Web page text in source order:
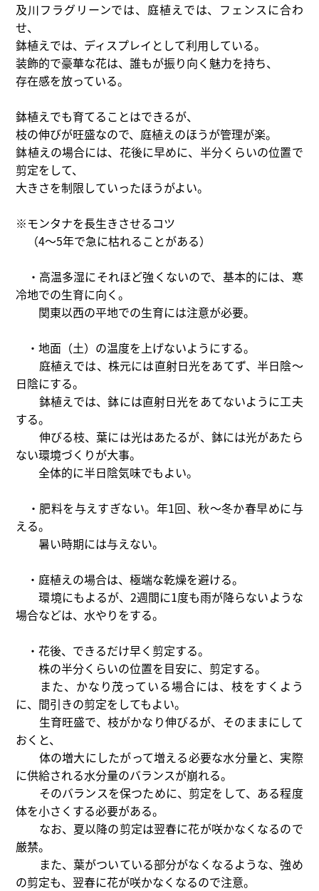
及川フラグリーンでは、庭植えでは、フェンスに合わ
せ、
鉢植えでは、ディスプレイとして利用している。
装飾的で豪華な花は、誰もが振り向く魅力を持ち、
存在感を放っている。
鉢植えでも育てることはできるが、
枝の伸びが旺盛なので、庭植えのほうが管理が楽。
鉢植えの場合には、花後に早めに、半分くらいの位置で
剪定をして、
大きさを制限していったほうがよい。
※モンタナを長生きさせるコツ
（4～5年で急に枯れることがある）
・高温多湿にそれほど強くないので、基本的には、寒
冷地での生育に向く。
関東以西の平地での生育には注意が必要。
・地面（土）の温度を上げないようにする。
庭植えでは、株元には直射日光をあてず、半日陰～
日陰にする。
鉢植えでは、鉢には直射日光をあてないように工夫
する。
伸びる枝、葉には光はあたるが、鉢には光があたら
ない環境づくりが大事。
全体的に半日陰気味でもよい。
・肥料を与えすぎない。年1回、秋～冬か春早めに与
える。
暑い時期には与えない。
・庭植えの場合は、極端な乾燥を避ける。
環境にもよるが、2週間に1度も雨が降らないような
場合などは、水やりをする。
・花後、できるだけ早く剪定する。
株の半分くらいの位置を目安に、剪定する。
また、かなり茂っている場合には、枝をすくよう
に、間引きの剪定をしてもよい。
生育旺盛で、枝がかなり伸びるが、そのままにして
おくと、
体の増大にしたがって増える必要な水分量と、実際
に供給される水分量のバランスが崩れる。
そのバランスを保つために、剪定をして、ある程度
体を小さくする必要がある。
なお、夏以降の剪定は翌春に花が咲かなくなるので
厳禁。
また、葉がついている部分がなくなるような、強め
の剪定も、翌春に花が咲かなくなるので注意。